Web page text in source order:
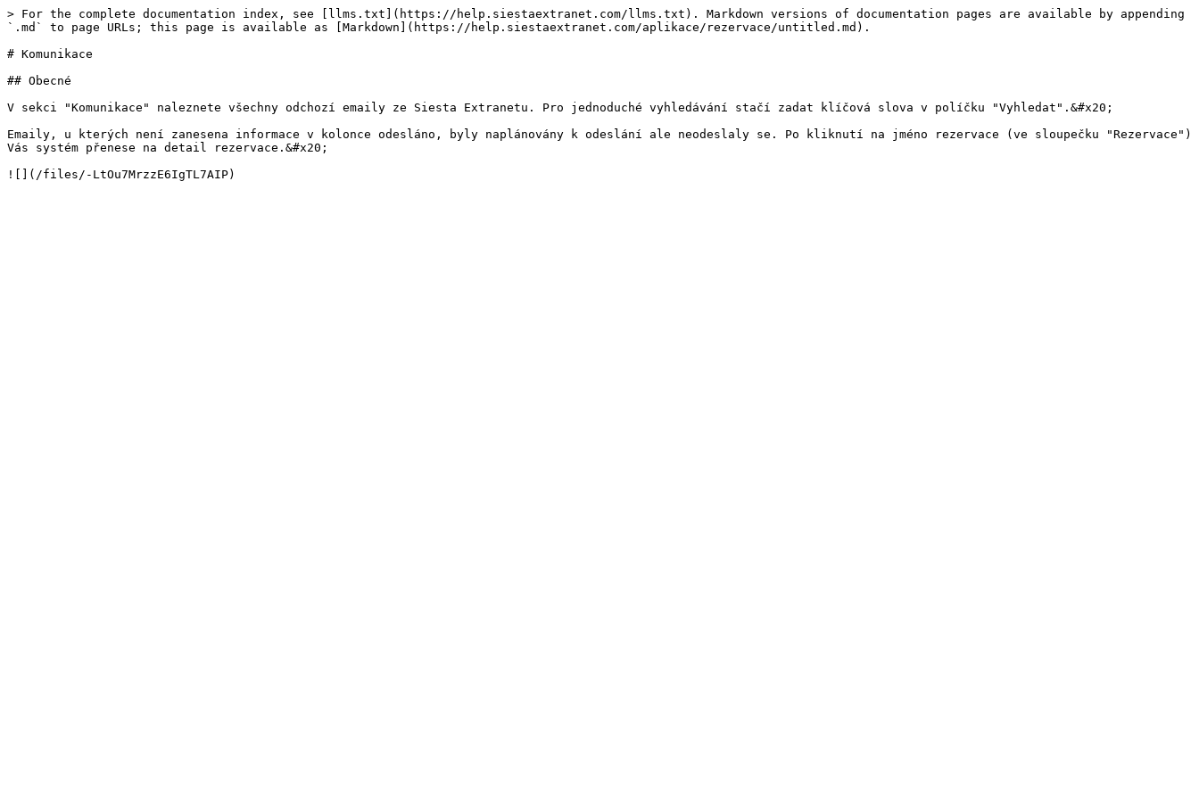
> For the complete documentation index, see [llms.txt](https://help.siestaextranet.com/llms.txt). Markdown versions of documentation pages are available by appending
`.md` to page URLs; this page is available as [Markdown](https://help.siestaextranet.com/aplikace/rezervace/untitled.md).
# Komunikace
## Obecné
V sekci "Komunikace" naleznete všechny odchozí emaily ze Siesta Extranetu. Pro jednoduché vyhledávání stačí zadat klíčová slova v políčku "Vyhledat".&#x20;
Emaily, u kterých není zanesena informace v kolonce odesláno, byly naplánovány k odeslání ale neodeslaly se. Po kliknutí na jméno rezervace (ve sloupečku "Rezervace")
Vás systém přenese na detail rezervace.&#x20;